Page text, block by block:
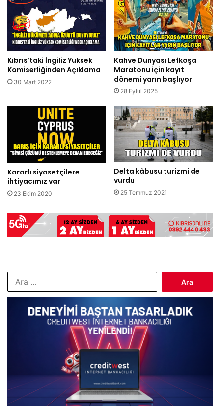
Kıbrıs’taki İngiliz Yüksek
Komiserliğinden Açıklama
30 Mart 2022
Kahve Dünyası Lefkoşa
Maratonu için kayıt
dönemi yarın başlıyor
28 Eylül 2025
Kararlı siyasetçilere
ihtiyacımız var
23 Ekim 2020
Delta kâbusu turizmi de
vurdu
25 Temmuz 2021